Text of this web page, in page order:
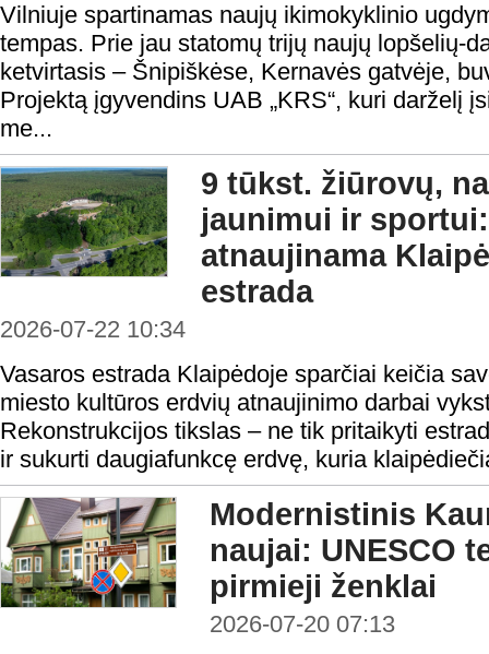
Vilniuje spartinamas naujų ikimokyklinio
tempas. Prie jau statomų trijų naujų lopšelių-
ketvirtasis – Šnipiškėse, Kernavės gatvėje,
Projektą įgyvendins UAB „KRS“, kuri darželį
me...
9 tūkst. žiūrovų,
jaunimui ir
atnaujinama
estrada
2026-07-22 10:34
Vasaros estrada Klaipėdoje sparčiai keičia
miesto kultūros erdvių atnaujinimo darbai
Rekonstrukcijos tikslas – ne tik pritaikyti
ir sukurti daugiafunkcę erdvę, kuria
Modernistinis
naujai: UNESCO
pirmieji ženklai
2026-07-20 07:13